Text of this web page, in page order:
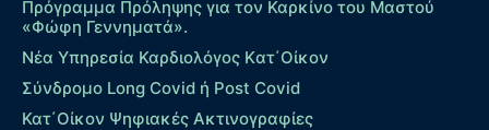
Πρόγραμμα Πρόληψης για τον Καρκίνο του Μαστού
«Φώφη Γεννηματά».
Νέα Υπηρεσία Καρδιολόγος Kατ΄Οίκον
Σύνδρομο Long Covid ή Post Covid
Κατ΄Οίκον Ψηφιακές Ακτινογραφίες